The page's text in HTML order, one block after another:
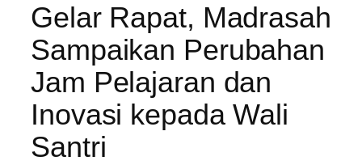
Gelar Rapat, Madrasah
Sampaikan Perubahan
Jam Pelajaran dan
Inovasi kepada Wali
Santri